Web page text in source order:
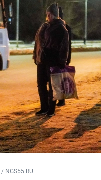
NGS55.RU